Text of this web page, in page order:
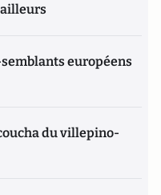
européens
du villepino-